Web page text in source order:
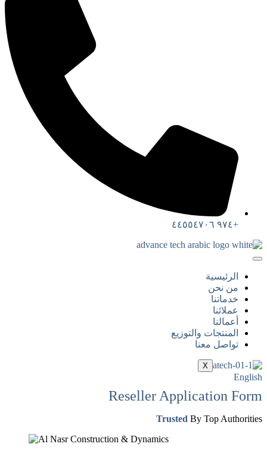
+٩٧٤ ٤٤٥٥٤٧٠٦
الرئيسية
من نحن
خدماتنا
عملائنا
أعمالنا
المنتجات والتوزيع
تواصل معنا
X
English
Reseller Application Form
Trusted By Top Authorities